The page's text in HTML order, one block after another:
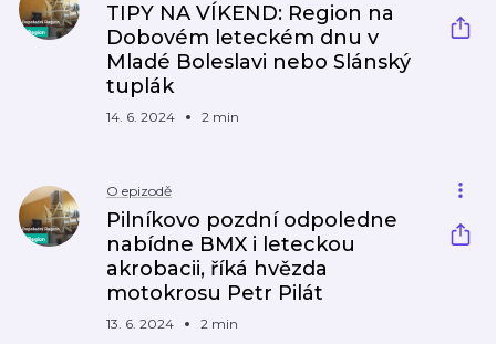
TIPY NA VÍKEND: Region na
Dobovém leteckém dnu v
Mladé Boleslavi nebo Slánský
tuplák
14. 6. 2024 2 min
O epizodě
Pilníkovo pozdní odpoledne
nabídne BMX i leteckou
akrobacii, říká hvězda
motokrosu Petr Pilát
13. 6. 2024 2 min